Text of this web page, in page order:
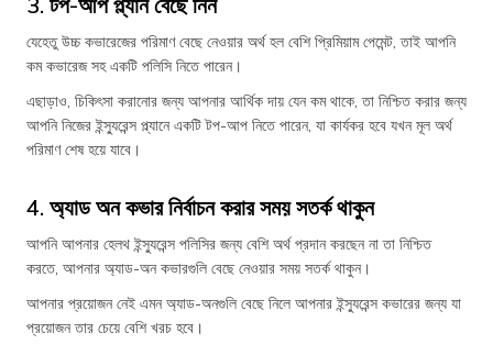
যেহেতু উচ্চ কভারেজের পরিমাণ বেছে নেওয়ার অর্থ হল বেশি প্রিমিয়াম পেমেন্ট, তাই আপনি
কম কভারেজ সহ একটি পলিসি নিতে পারেন।
এছাড়াও, চিকিৎসা করানোর জন্য আপনার আর্থিক দায় যেন কম থাকে, তা নিশ্চিত করার জন্য
আপনি নিজের ইন্স্যুরেন্স প্ল্যানে একটি টপ-আপ নিতে পারেন, যা কার্যকর হবে যখন মূল অর্থ
পরিমাণ শেষ হয়ে যাবে।
4. অ্যাড অন কভার নির্বাচন করার সময় সতর্ক থাকুন
আপনি আপনার হেলথ ইন্স্যুরেন্স পলিসির জন্য বেশি অর্থ প্রদান করছেন না তা নিশ্চিত
করতে, আপনার অ্যাড-অন কভারগুলি বেছে নেওয়ার সময় সতর্ক থাকুন।
আপনার প্রয়োজন নেই এমন অ্যাড-অনগুলি বেছে নিলে আপনার ইন্স্যুরেন্স কভারের জন্য যা
প্রয়োজন তার চেয়ে বেশি খরচ হবে।